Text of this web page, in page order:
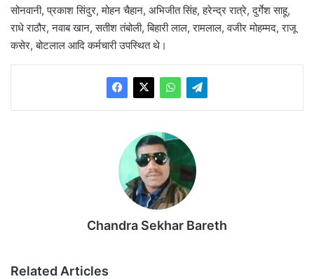
सोनवानी, प्रकाश सिंदुर, मोहन चैहान, अभिजीत सिंह, हरेन्द्र रात्रे, दुर्गेश साहू,
राधे राठौर, नवाब खान, सतीश तंबोली, बिहारी लाल, रामलाल, वजीर मोहम्मद, राजू
कसेर, बोटलाल आदि कर्मचारी उपस्थित थे।
Chandra Sekhar Bareth
Related Articles